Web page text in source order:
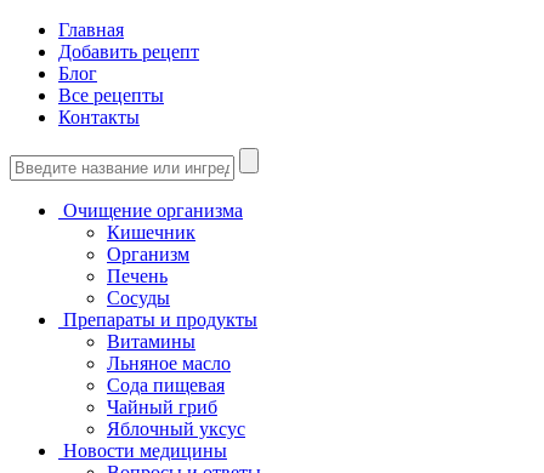
Главная
Добавить рецепт
Блог
Все рецепты
Контакты
Очищение организма
Кишечник
Организм
Печень
Сосуды
Препараты и продукты
Витамины
Льняное масло
Сода пищевая
Чайный гриб
Яблочный уксус
Новости медицины